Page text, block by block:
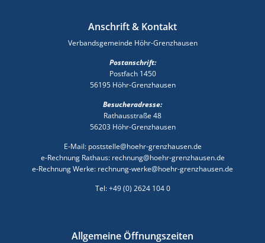
Anschrift & Kontakt
Verbandsgemeinde Höhr-Grenzhausen
Postanschrift:
Postfach 1450
56195 Höhr-Grenzhausen
Besucheradresse:
Rathausstraße 48
56203 Höhr-Grenzhausen
E-Mail: poststelle@hoehr-grenzhausen.de
e-Rechnung Rathaus: rechnung@hoehr-grenzhausen.de
e-Rechnung Werke: rechnung-werke@hoehr-grenzhausen.de
Tel: +49 (0) 2624 104 0
Allgemeine Öffnungszeiten